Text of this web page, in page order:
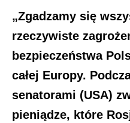
„Zgadzamy się
rzeczywiste
bezpieczeństwa
całej Europy.
senatorami (USA)
pieniądze, które